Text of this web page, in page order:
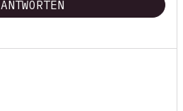
ANTWORTEN